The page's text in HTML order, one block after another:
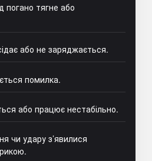
погано тягне або
або не заряджається.
помилка.
або працює нестабільно.
чи удару з’явилися